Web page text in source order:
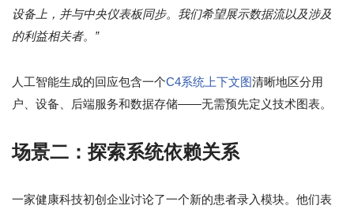
设备上，并与中央仪表板同步。我们希望展示数据流以及涉及
的利益相关者。”
人工智能生成的回应包含一个C4系统上下文图清晰地区分用
户、设备、后端服务和数据存储——无需预先定义技术图表。
场景二：探索系统依赖关系
一家健康科技初创企业讨论了一个新的患者录入模块。他们表